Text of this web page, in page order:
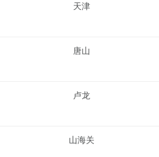
天津
唐山
卢龙
山海关